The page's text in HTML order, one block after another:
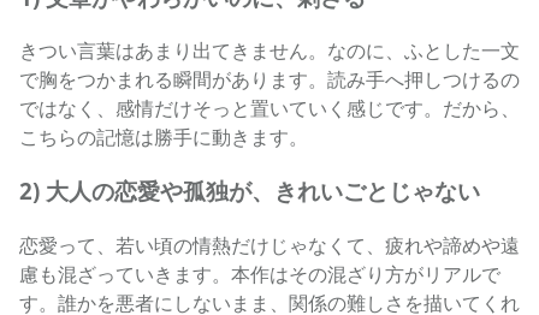
きつい言葉はあまり出てきません。なのに、ふとした一文
で胸をつかまれる瞬間があります。読み手へ押しつけるの
ではなく、感情だけそっと置いていく感じです。だから、
こちらの記憶は勝手に動きます。
2) 大人の恋愛や孤独が、きれいごとじゃない
恋愛って、若い頃の情熱だけじゃなくて、疲れや諦めや遠
慮も混ざっていきます。本作はその混ざり方がリアルで
す。誰かを悪者にしないまま、関係の難しさを描いてくれ